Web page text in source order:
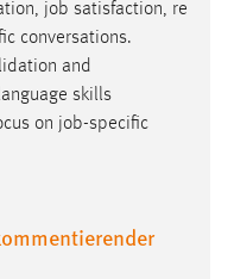
job satisfaction, re
conversations.
and
skills
on job-specific